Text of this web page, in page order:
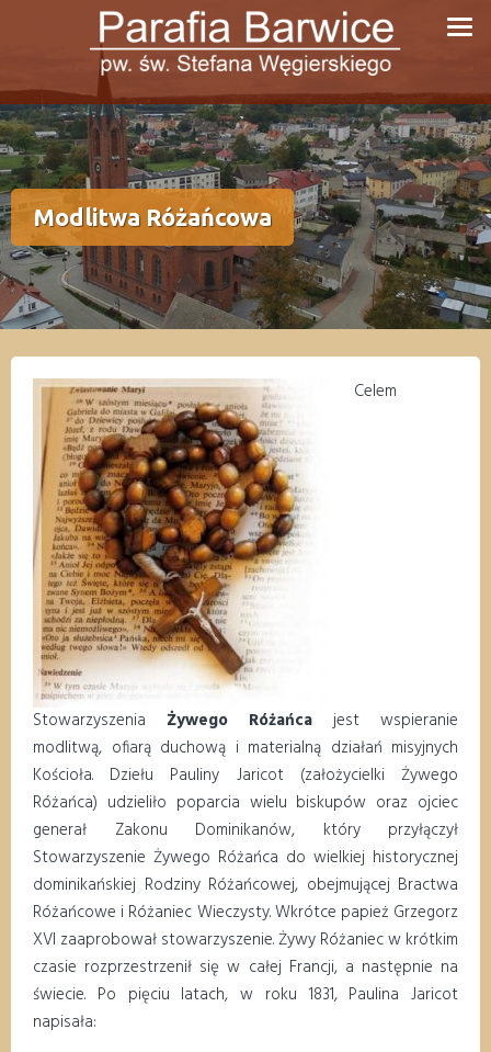
Modlitwa Różańcowa
Celem
Stowarzyszenia Żywego Różańca jest wspieranie
modlitwą, ofiarą duchową i materialną działań misyjnych
Kościoła. Dziełu Pauliny Jaricot (założycielki Żywego
Różańca) udzieliło poparcia wielu biskupów oraz ojciec
generał Zakonu Dominikanów, który przyłączył
Stowarzyszenie Żywego Różańca do wielkiej historycznej
dominikańskiej Rodziny Różańcowej, obejmującej Bractwa
Różańcowe i Różaniec Wieczysty. Wkrótce papież Grzegorz
XVI zaaprobował stowarzyszenie. Żywy Różaniec w krótkim
czasie rozprzestrzenił się w całej Francji, a następnie na
świecie. Po pięciu latach, w roku 1831, Paulina Jaricot
napisała: